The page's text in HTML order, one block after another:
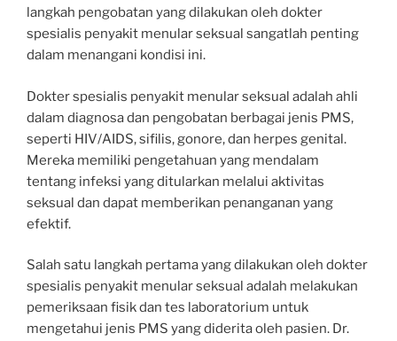
langkah pengobatan yang dilakukan oleh dokter
spesialis penyakit menular seksual sangatlah penting
dalam menangani kondisi ini.
Dokter spesialis penyakit menular seksual adalah ahli
dalam diagnosa dan pengobatan berbagai jenis PMS,
seperti HIV/AIDS, sifilis, gonore, dan herpes genital.
Mereka memiliki pengetahuan yang mendalam
tentang infeksi yang ditularkan melalui aktivitas
seksual dan dapat memberikan penanganan yang
efektif.
Salah satu langkah pertama yang dilakukan oleh dokter
spesialis penyakit menular seksual adalah melakukan
pemeriksaan fisik dan tes laboratorium untuk
mengetahui jenis PMS yang diderita oleh pasien. Dr.